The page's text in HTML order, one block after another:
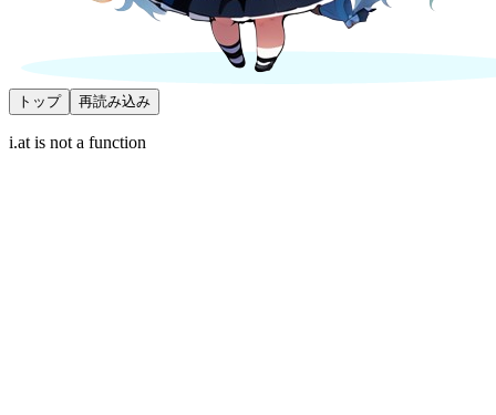
トップ 再読み込み
i.at is not a function